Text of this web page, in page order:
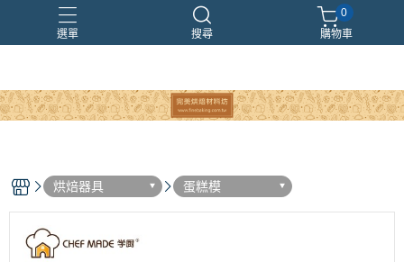
選單 搜尋
0
購物車
烘焙器具 蛋糕模